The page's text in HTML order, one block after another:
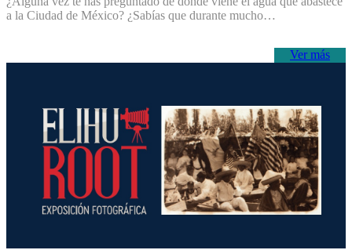
a la Ciudad de México? ¿Sabías que durante mucho…
Ver más